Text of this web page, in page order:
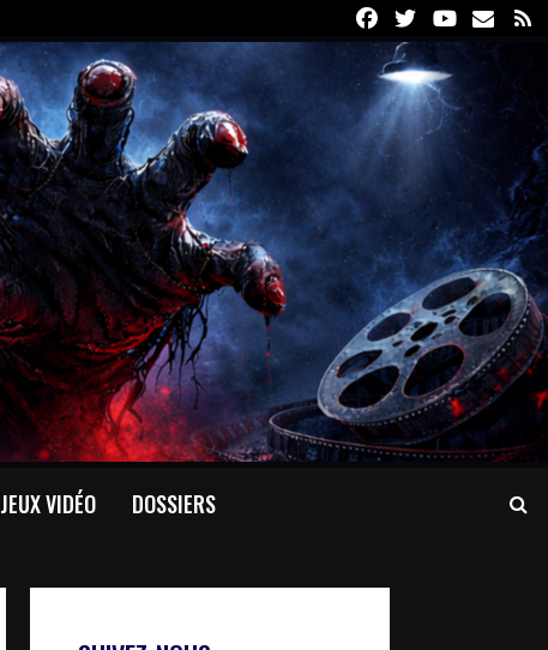
FacebookTwitterYoutube
Email
JEUX VIDÉO DOSSIERS